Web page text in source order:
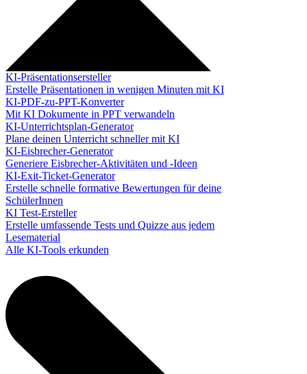
KI-Präsentationsersteller
Erstelle Präsentationen in wenigen Minuten mit KI
KI-PDF-zu-PPT-Konverter
Mit KI Dokumente in PPT verwandeln
KI-Unterrichtsplan-Generator
Plane deinen Unterricht schneller mit KI
KI-Eisbrecher-Generator
Generiere Eisbrecher-Aktivitäten und -Ideen
KI-Exit-Ticket-Generator
Erstelle schnelle formative Bewertungen für deine
SchülerInnen
KI Test-Ersteller
Erstelle umfassende Tests und Quizze aus jedem
Lesematerial
Alle KI-Tools erkunden